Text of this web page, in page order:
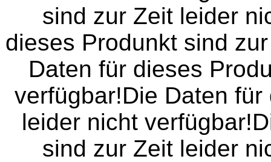
sind zur Zeit leider
dieses Produnkt sind
Daten für dieses
verfügbar!Die Daten
leider nicht
sind zur Zeit leider